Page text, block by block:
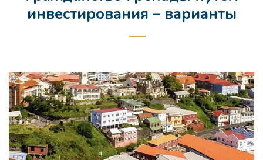
инвестирования – варианты